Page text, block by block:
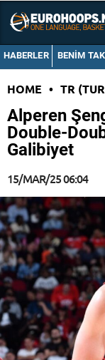
HABERLER BENIM
HOME • TR
Alperen
Double-
Galibiyet
15/MAR/25 06:04